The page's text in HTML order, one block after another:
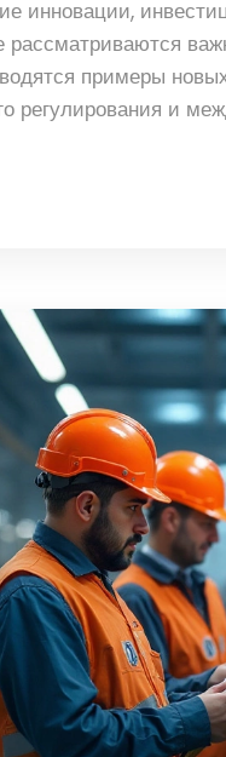
инновации,
рассматриваются
примеры
регулирования и